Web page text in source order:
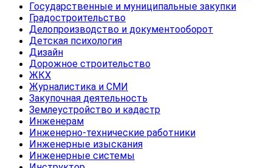
Государственные и муниципальные закупки
Градостроительство
Делопроизводство и документооборот
Детская психология
Дизайн
Дорожное строительство
ЖКХ
Журналистика и СМИ
Закупочная деятельность
Землеустройство и кадастр
Инженерам
Инженерно-технические работники
Инженерные изыскания
Инженерные системы